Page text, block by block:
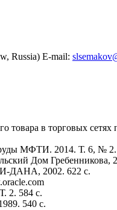
Russia) E-mail:
в торговых сетях
МФТИ. 2014. Т. 6, №
Дом Гребенникова,
ДАНА, 2002. 622 с.
2. 584 с.
540 с.